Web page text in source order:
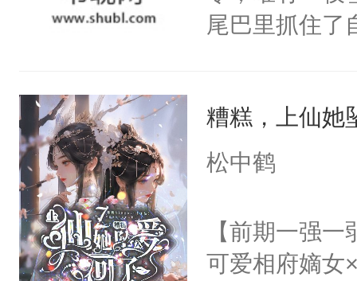
尾巴里抓住了
美好爱情，唯
无猜。传统的
放在心里好几
么？”徐薇薇
糟糕，上仙她
松中鹤
【前期一强
可爱相府嫡女